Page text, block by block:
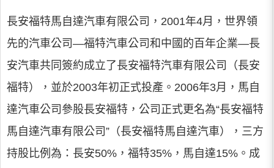
長安福特馬自達汽車有限公司，2001年4月，世界領
先的汽車公司—福特汽車公司和中國的百年企業—長
安汽車共同簽約成立了長安福特汽車有限公司（長安
福特），並於2003年初正式投產。2006年3月，馬自
達汽車公司參股長安福特，公司正式更名為“長安福特
馬自達汽車有限公司”（長安福特馬自達汽車），三方
持股比例為：長安50%，福特35%，馬自達15%。成